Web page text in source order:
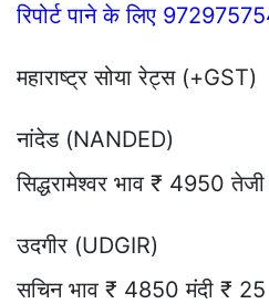
रिपोर्ट पाने के लिए
महाराष्ट्र सोया रेट्स (+GST)
नांदेड (NANDED)
सिद्धरामेश्वर भाव ₹ 4950
उदगीर (UDGIR)
सचिन भाव ₹ 4850 मंदी ₹ 25